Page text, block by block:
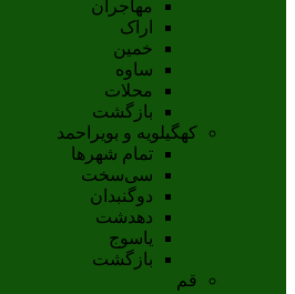
مهاجران
اراک
خمين
ساوه
محلات
بازگشت
کهگیلویه و بویراحمد
تمام شهر‌ها
سی‌سخت
دوگنبدان
دهدشت
ياسوج
بازگشت
قم